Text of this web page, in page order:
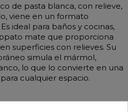
de pasta blanca, con relieve,
viene en un formato
ideal para baños y cocinas,
mate que proporciona
superficies con relieves. Su
simula el mármol,
lo que lo convierte en una
cualquier espacio.